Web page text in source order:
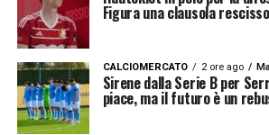
Figura una clausola
CALCIOMERCATO 2 ore ago
Sirene dalla Serie B per
piace, ma il futuro è un